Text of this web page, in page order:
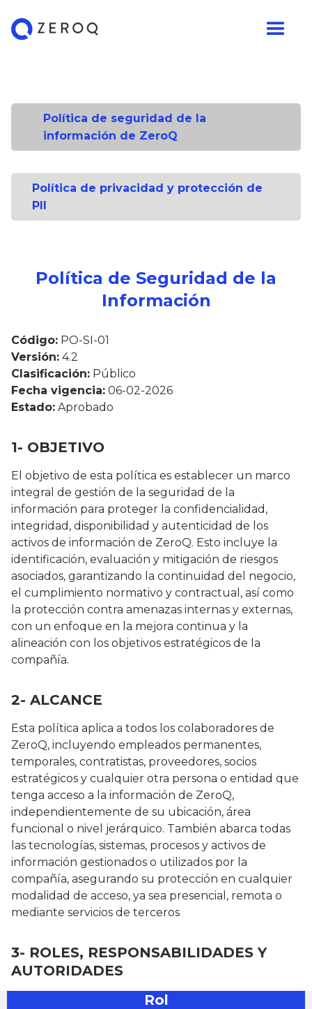
Política de seguridad de la
información de ZeroQ
Política de privacidad y protección de
PII
Política de Seguridad de la
Información
Código: PO-SI-01
Versión: 4.2
Clasificación: Público
Fecha vigencia: 06-02-2026
Estado: Aprobado
1- OBJETIVO
El objetivo de esta política es establecer un marco
integral de gestión de la seguridad de la
información para proteger la confidencialidad,
integridad, disponibilidad y autenticidad de los
activos de información de ZeroQ. Esto incluye la
identificación, evaluación y mitigación de riesgos
asociados, garantizando la continuidad del negocio,
el cumplimiento normativo y contractual, así como
la protección contra amenazas internas y externas,
con un enfoque en la mejora continua y la
alineación con los objetivos estratégicos de la
compañía.
2- ALCANCE
Esta política aplica a todos los colaboradores de
ZeroQ, incluyendo empleados permanentes,
temporales, contratistas, proveedores, socios
estratégicos y cualquier otra persona o entidad que
tenga acceso a la información de ZeroQ,
independientemente de su ubicación, área
funcional o nivel jerárquico. También abarca todas
las tecnologías, sistemas, procesos y activos de
información gestionados o utilizados por la
compañía, asegurando su protección en cualquier
modalidad de acceso, ya sea presencial, remota o
mediante servicios de terceros
3- ROLES, RESPONSABILIDADES Y
AUTORIDADES
Rol